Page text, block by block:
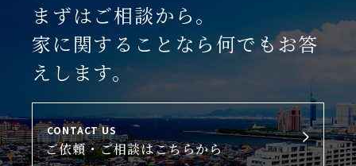
まずはご相談から。
家に関することなら何でもお答
えします。
CONTACT US
ご依頼・ご相談はこちらから